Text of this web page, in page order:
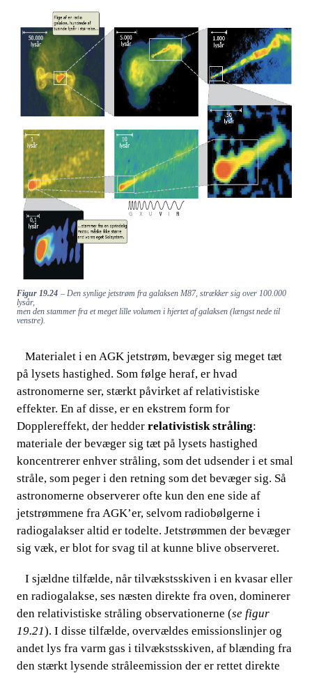
Figur 19.24 – Den synlige jetstrøm fra galaksen M87, strækker sig over 100.000
lysår,
men den stammer fra et meget lille volumen i hjertet af galaksen (længst nede til
venstre).
​​ ​​​​ Materialet i en AGK jetstrøm, bevæger sig meget tæt
på lysets hastighed. Som følge heraf, er hvad
astronomerne ser, stærkt påvirket af relativistiske
effekter. En af disse, er en ekstrem form for
Dopplereffekt, der hedder​​ relativistisk stråling:
materiale der bevæger sig tæt på lysets hastighed
koncentrerer enhver stråling, som det udsender i et smal
stråle, som peger i den retning som det bevæger sig. Så
astronomerne observerer ofte kun den ene side af
jetstrømmene fra AGK’er, selvom radiobølgerne i
radiogalakser altid er todelte. Jetstrømmen der bevæger
sig væk, er blot for svag til at kunne blive observeret.
​​ ​​​​ I sjældne tilfælde, når tilvækstsskiven i en kvasar eller
en radiogalakse, ses næsten direkte fra oven, dominerer
den relativistiske stråling observationerne (se figur
19.21). I disse tilfælde, overvældes emissionslinjer og
andet lys fra varm gas i tilvækstsskiven, af blænding fra
den stærkt lysende stråleemission der er rettet direkte